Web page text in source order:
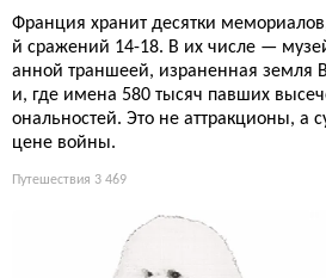
Франция хранит десятки
й сражений 14-18. В их числе —
анной траншеей, израненная земля
и, где имена 580 тысяч павших
ональностей. Это не аттракционы, а
цене войны.
Путешествия 3 469